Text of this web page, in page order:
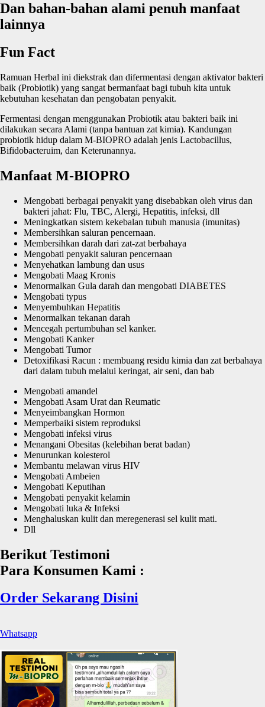
Dan bahan-bahan alami penuh manfaat
lainnya
Fun Fact
Ramuan Herbal ini diekstrak dan difermentasi dengan aktivator bakteri
baik (Probiotik) yang sangat bermanfaat bagi tubuh kita untuk
kebutuhan kesehatan dan pengobatan penyakit.
Fermentasi dengan menggunakan Probiotik atau bakteri baik ini
dilakukan secara Alami (tanpa bantuan zat kimia). Kandungan
probiotik hidup dalam M-BIOPRO adalah jenis Lactobacillus,
Bifidobacteruim, dan Keterunannya.
Manfaat M-BIOPRO
Mengobati berbagai penyakit yang disebabkan oleh virus dan
bakteri jahat: Flu, TBC, Alergi, Hepatitis, infeksi, dll
Meningkatkan sistem kekebalan tubuh manusia (imunitas)
Membersihkan saluran pencernaan.
Membersihkan darah dari zat-zat berbahaya
Mengobati penyakit saluran pencernaan
Menyehatkan lambung dan usus
Mengobati Maag Kronis
Menormalkan Gula darah dan mengobati DIABETES
Mengobati typus
Menyembuhkan Hepatitis
Menormalkan tekanan darah
Mencegah pertumbuhan sel kanker.
Mengobati Kanker
Mengobati Tumor
Detoxifikasi Racun : membuang residu kimia dan zat berbahaya
dari dalam tubuh melalui keringat, air seni, dan bab
Mengobati amandel
Mengobati Asam Urat dan Reumatic
Menyeimbangkan Hormon
Memperbaiki sistem reproduksi
Mengobati infeksi virus
Menangani Obesitas (kelebihan berat badan)
Menurunkan kolesterol
Membantu melawan virus HIV
Mengobati Ambeien
Mengobati Keputihan
Mengobati penyakit kelamin
Mengobati luka & Infeksi
Menghaluskan kulit dan meregenerasi sel kulit mati.
Dll
Berikut Testimoni
Para Konsumen Kami :
Order Sekarang Disini
Whatsapp